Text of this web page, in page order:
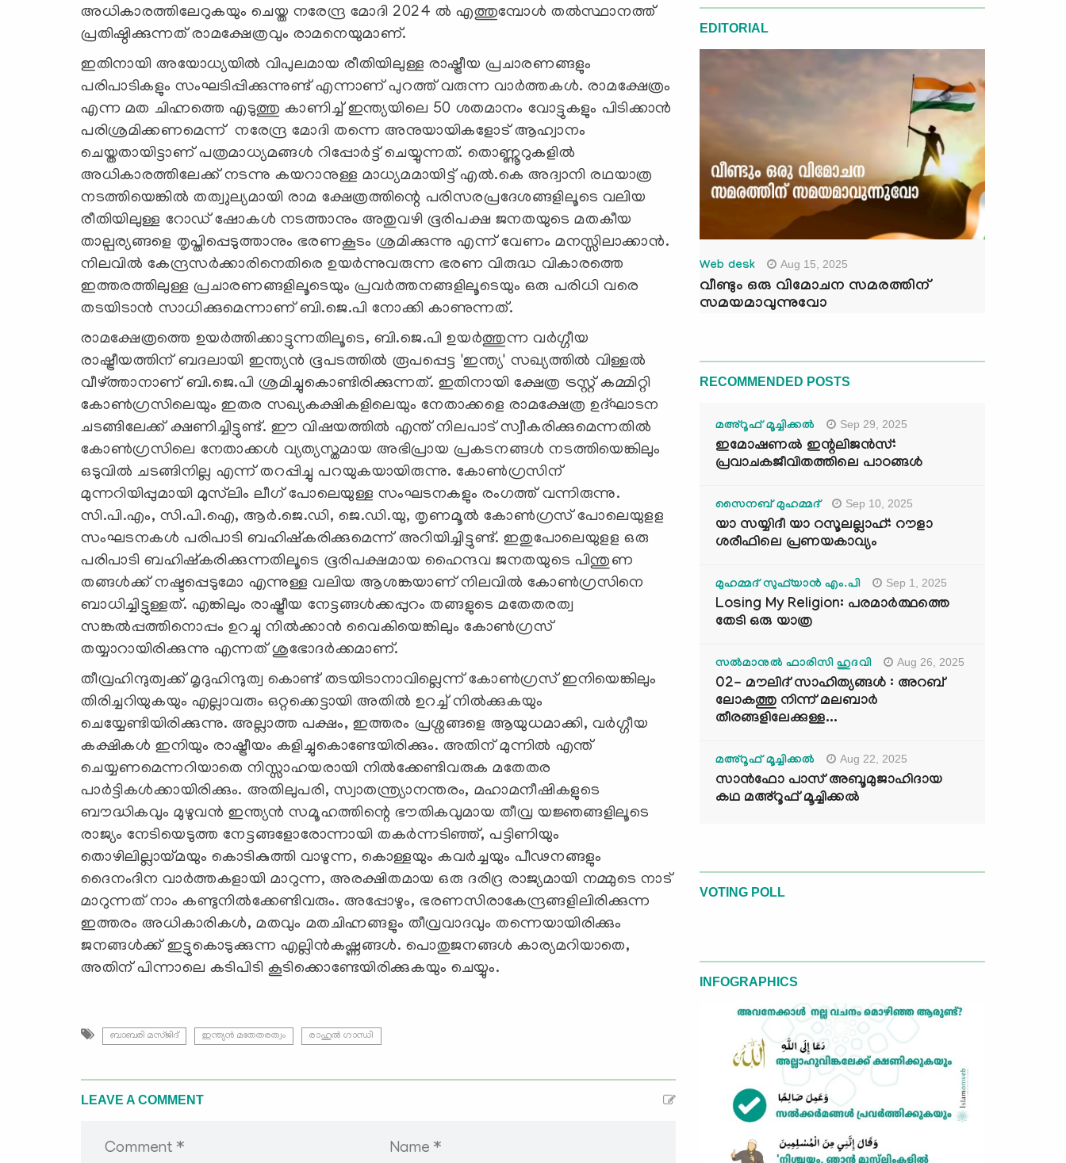
അധികാരത്തിലേറുകയും ചെയ്ത നരേന്ദ്ര മോദി 2024 ല്‍ എത്തുമ്പോള്‍ തല്‍സ്ഥാനത്ത്
പ്രതിഷ്ഠിക്കുന്നത് രാമക്ഷേത്രവും രാമനെയുമാണ്.
ഇതിനായി അയോധ്യയില്‍ വിപുലമായ രീതിയിലുള്ള രാഷ്ട്രീയ പ്രചാരണങ്ങളും
പരിപാടികളും സംഘടിപ്പിക്കുന്നുണ്ട് എന്നാണ് പുറത്ത് വരുന്ന വാര്‍ത്തകള്‍. രാമക്ഷേത്രം
എന്ന മത ചിഹ്നത്തെ എടുത്തു കാണിച്ച് ഇന്ത്യയിലെ 50 ശതമാനം വോട്ടുകളും പിടിക്കാന്‍
പരിശ്രമിക്കണമെന്ന് നരേന്ദ്ര മോദി തന്നെ അനുയായികളോട് ആഹ്വാനം
ചെയ്തതായിട്ടാണ് പത്രമാധ്യമങ്ങള്‍ റിപ്പോര്‍ട്ട് ചെയ്യുന്നത്. തൊണ്ണൂറുകളില്‍
അധികാരത്തിലേക്ക് നടന്നു കയറാനുള്ള മാധ്യമമായിട്ട് എല്‍.കെ അദ്വാനി രഥയാത്ര
നടത്തിയെങ്കില്‍ തത്വുല്യമായി രാമ ക്ഷേത്രത്തിന്റെ പരിസരപ്രദേശങ്ങളിലൂടെ വലിയ
രീതിയിലുള്ള റോഡ് ഷോകള്‍ നടത്താനും അതുവഴി ഭൂരിപക്ഷ ജനതയുടെ മതകീയ
താല്പര്യങ്ങളെ തൃപ്തിപ്പെടുത്താനും ഭരണകൂടം ശ്രമിക്കുന്നു എന്ന് വേണം മനസ്സിലാക്കാന്‍.
നിലവില്‍ കേന്ദ്രസര്‍ക്കാരിനെതിരെ ഉയര്‍ന്നുവരുന്ന ഭരണ വിരുദ്ധ വികാരത്തെ
ഇത്തരത്തിലുള്ള പ്രചാരണങ്ങളിലൂടെയും പ്രവര്‍ത്തനങ്ങളിലൂടെയും ഒരു പരിധി വരെ
തടയിടാന്‍ സാധിക്കുമെന്നാണ് ബി.ജെ.പി നോക്കി കാണുന്നത്.
രാമക്ഷേത്രത്തെ ഉയര്‍ത്തിക്കാട്ടുന്നതിലൂടെ, ബി.ജെ.പി ഉയര്‍ത്തുന്ന വര്‍ഗ്ഗീയ
രാഷ്ട്രീയത്തിന് ബദലായി ഇന്ത്യന്‍ ഭൂപടത്തില്‍ രൂപപ്പെട്ട 'ഇന്ത്യ' സഖ്യത്തില്‍ വിള്ളല്‍
വീഴ്ത്താനാണ് ബി.ജെ.പി ശ്രമിച്ചുകൊണ്ടിരിക്കുന്നത്. ഇതിനായി ക്ഷേത്ര ട്രസ്റ്റ് കമ്മിറ്റി
കോണ്‍ഗ്രസിലെയും ഇതര സഖ്യകക്ഷികളിലെയും നേതാക്കളെ രാമക്ഷേത്ര ഉദ്ഘാടന
ചടങ്ങിലേക്ക് ക്ഷണിച്ചിട്ടുണ്ട്. ഈ വിഷയത്തില്‍ എന്ത് നിലപാട് സ്വീകരിക്കുമെന്നതില്‍
കോണ്‍ഗ്രസിലെ നേതാക്കള്‍ വ്യത്യസ്തമായ അഭിപ്രായ പ്രകടനങ്ങള്‍ നടത്തിയെങ്കിലും
ഒടുവില്‍ ചടങ്ങിനില്ല എന്ന് തറപ്പിച്ചു പറയുകയായിരുന്നു. കോണ്‍ഗ്രസിന്
മുന്നറിയിപ്പുമായി മുസ്‍ലിം ലീഗ് പോലെയുള്ള സംഘടനകളും രംഗത്ത് വന്നിരുന്നു.
സി.പി.എം, സി.പി.ഐ, ആര്‍.ജെ.ഡി, ജെ.ഡി.യു, തൃണമൂല്‍ കോണ്‍ഗ്രസ് പോലെയുളള
സംഘടനകള്‍ പരിപാടി ബഹിഷ്കരിക്കുമെന്ന് അറിയിച്ചിട്ടുണ്ട്. ഇതുപോലെയുളള ഒരു
പരിപാടി ബഹിഷ്കരിക്കുന്നതിലൂടെ ഭൂരിപക്ഷമായ ഹൈന്ദവ ജനതയുടെ പിന്തുണ
തങ്ങള്‍ക്ക് നഷ്ടപ്പെടുമോ എന്നുള്ള വലിയ ആശങ്കയാണ് നിലവില്‍ കോണ്‍ഗ്രസിനെ
ബാധിച്ചിട്ടുള്ളത്. എങ്കിലും രാഷ്ട്രീയ നേട്ടങ്ങള്‍ക്കപ്പുറം തങ്ങളുടെ മതേതരത്വ
സങ്കല്‍പ്പത്തിനൊപ്പം ഉറച്ചു നില്‍ക്കാന്‍ വൈകിയെങ്കിലും കോണ്‍ഗ്രസ്
തയ്യാറായിരിക്കുന്നു എന്നത് ശുഭോദര്‍ക്കമാണ്.
തീവ്രഹിന്ദുത്വക്ക് മൃദുഹിന്ദുത്വ കൊണ്ട് തടയിടാനാവില്ലെന്ന് കോണ്‍ഗ്രസ് ഇനിയെങ്കിലും
തിരിച്ചറിയുകയും എല്ലാവരും ഒറ്റക്കെട്ടായി അതില്‍ ഉറച്ച് നില്‍ക്കുകയും
ചെയ്യേണ്ടിയിരിക്കുന്നു. അല്ലാത്ത പക്ഷം, ഇത്തരം പ്രശ്നങ്ങളെ ആയുധമാക്കി, വര്‍ഗ്ഗീയ
കക്ഷികള്‍ ഇനിയും രാഷ്ട്രീയം കളിച്ചുകൊണ്ടേയിരിക്കും. അതിന് മുന്നില്‍ എന്ത്
ചെയ്യണമെന്നറിയാതെ നിസ്സാഹയരായി നില്‍ക്കേണ്ടിവരുക മതേതര
പാര്‍ട്ടികള്‍ക്കായിരിക്കും. അതിലുപരി, സ്വാതന്ത്ര്യാനന്തരം, മഹാമനീഷികളുടെ
ബൗദ്ധികവും മുഴുവന്‍ ഇന്ത്യന്‍ സമൂഹത്തിന്റെ ഭൗതികവുമായ തീവ്ര യജ്ഞങ്ങളിലൂടെ
രാജ്യം നേടിയെടുത്ത നേട്ടങ്ങളോരോന്നായി തകര്‍ന്നടിഞ്ഞ്, പട്ടിണിയും
തൊഴിലില്ലായ്മയും കൊടികുത്തി വാഴുന്ന, കൊള്ളയും കവര്‍ച്ചയും പീഢനങ്ങളും
ദൈനംദിന വാര്‍ത്തകളായി മാറുന്ന, അരക്ഷിതമായ ഒരു ദരിദ്ര രാജ്യമായി നമ്മുടെ നാട്
മാറുന്നത് നാം കണ്ടുനില്‍ക്കേണ്ടിവരും. അപ്പോഴും, ഭരണസിരാകേന്ദ്രങ്ങളിലിരിക്കുന്ന
ഇത്തരം അധികാരികള്‍, മതവും മതചിഹ്നങ്ങളും തീവ്രവാദവും തന്നെയായിരിക്കും
ജനങ്ങള്‍ക്ക് ഇട്ടുകൊടുക്കുന്ന എല്ലിന്‍കഷ്ണങ്ങള്‍. പൊതുജനങ്ങള്‍ കാര്യമറിയാതെ,
അതിന് പിന്നാലെ കടിപിടി കൂടിക്കൊണ്ടേയിരിക്കുകയും ചെയ്യും.
ബാബരി മസ്ജിദ് ഇന്ത്യന്‍ മതേതരത്വം രാഹുല്‍ ഗാന്ധി
LEAVE A COMMENT
Comment * Name *
EDITORIAL
Web desk Aug 15, 2025
വീണ്ടും ഒരു വിമോചന സമരത്തിന്
സമയമാവുന്നുവോ
RECOMMENDED POSTS
മഅ്റൂഫ് മൂച്ചിക്കല്‍ Sep 29, 2025
ഇമോഷണൽ ഇന്റലിജൻസ്:
പ്രവാചകജീവിതത്തിലെ പാഠങ്ങൾ
സൈനബ് മുഹമ്മദ് Sep 10, 2025
യാ സയ്യിദീ യാ റസൂലല്ലാഹ്: റൗളാ
ശരീഫിലെ പ്രണയകാവ്യം
മുഹമ്മദ് സുഫ്‌യാൻ എം.പി Sep 1, 2025
Losing My Religion: പരമാർത്ഥത്തെ
തേടി ഒരു യാത്ര
സൽമാനുൽ ഫാരിസി ഹുദവി Aug 26, 2025
02- മൗലിദ് സാഹിത്യങ്ങൾ : അറബ്
ലോകത്തു നിന്ന് മലബാർ
തീരങ്ങളിലേക്കുള്ള...
മഅ്റൂഫ് മൂച്ചിക്കല്‍ Aug 22, 2025
സാൻഫോ പാസ് അബൂമുജാഹിദായ
കഥ മഅ്റൂഫ് മൂച്ചിക്കല്‍
VOTING POLL
INFOGRAPHICS